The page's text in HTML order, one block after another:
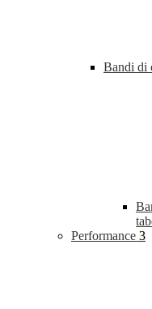
Bandi di
Performance 3